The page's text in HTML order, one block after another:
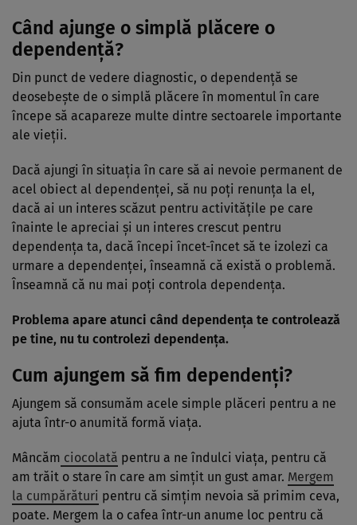
Când ajunge o simplă plăcere o
dependență?
Din punct de vedere diagnostic, o dependență se
deosebește de o simplă plăcere în momentul în care
începe să acapareze multe dintre sectoarele importante
ale vieții.
Dacă ajungi în situația în care să ai nevoie permanent de
acel obiect al dependenței, să nu poți renunța la el,
dacă ai un interes scăzut pentru activitățile pe care
înainte le apreciai și un interes crescut pentru
dependența ta, dacă începi încet-încet să te izolezi ca
urmare a dependenței, înseamnă că există o problemă.
Înseamnă că nu mai poți controla dependența.
Problema apare atunci când dependența te controlează
pe tine, nu tu controlezi dependența.
Cum ajungem să fim dependenți?
Ajungem să consumăm acele simple plăceri pentru a ne
ajuta într-o anumită formă viața.
Mâncăm ciocolată pentru a ne îndulci viața, pentru că
am trăit o stare în care am simțit un gust amar. Mergem
la cumpărături pentru că simțim nevoia să primim ceva,
poate. Mergem la o cafea într-un anume loc pentru că